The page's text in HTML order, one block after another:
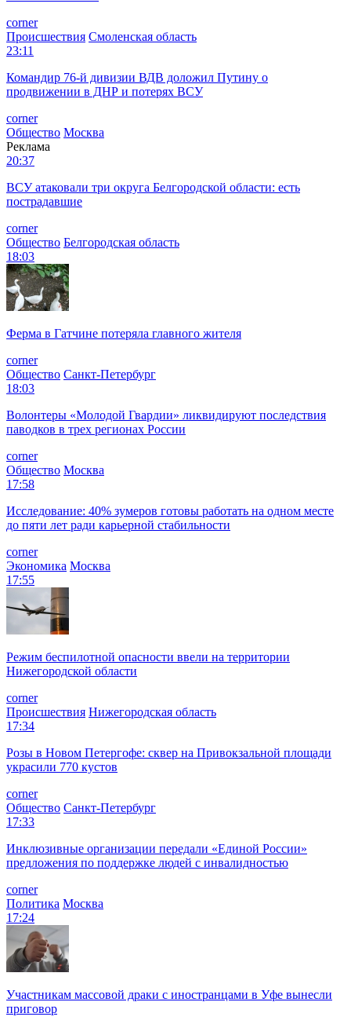
corner
Происшествия Смоленская область
23:11
Командир 76-й дивизии ВДВ доложил Путину о
продвижении в ДНР и потерях ВСУ
corner
Общество Москва
Реклама
20:37
ВСУ атаковали три округа Белгородской области: есть
пострадавшие
corner
Общество Белгородская область
18:03
Ферма в Гатчине потеряла главного жителя
corner
Общество Санкт-Петербург
18:03
Волонтеры «Молодой Гвардии» ликвидируют последствия
паводков в трех регионах России
corner
Общество Москва
17:58
Исследование: 40% зумеров готовы работать на одном месте
до пяти лет ради карьерной стабильности
corner
Экономика Москва
17:55
Режим беспилотной опасности ввели на территории
Нижегородской области
corner
Происшествия Нижегородская область
17:34
Розы в Новом Петергофе: сквер на Привокзальной площади
украсили 770 кустов
corner
Общество Санкт-Петербург
17:33
Инклюзивные организации передали «Единой России»
предложения по поддержке людей с инвалидностью
corner
Политика Москва
17:24
Участникам массовой драки с иностранцами в Уфе вынесли
приговор